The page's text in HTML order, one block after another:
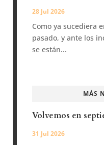
28 Jul 2026
Como ya sucediera
pasado, y ante los
se están...
MÁS
Volvemos en
31 Jul 2026